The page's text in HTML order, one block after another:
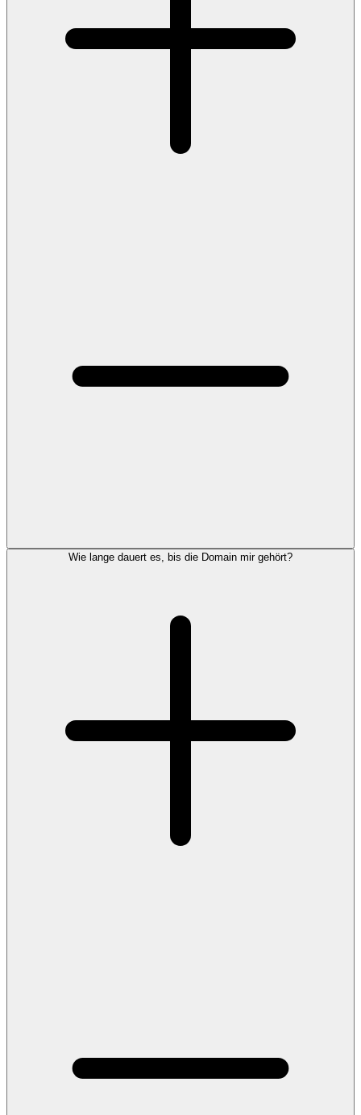
Wie lange dauert es, bis die Domain mir gehört?